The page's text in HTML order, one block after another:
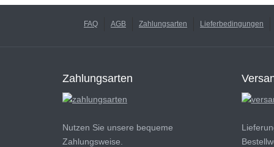
FAQ AGB Zahlungsarten Lieferbedingungen
Zahlungsarten
Nutzen Sie unsere bequeme
Zahlungsweise.